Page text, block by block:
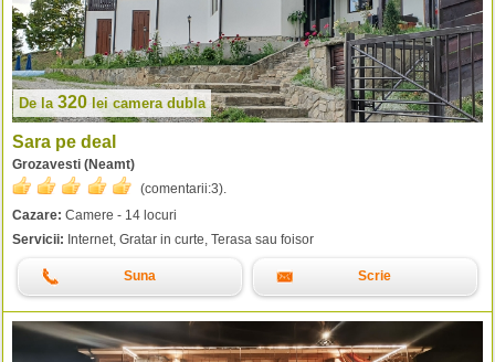
De la 320 lei camera dubla
Sara pe deal
Grozavesti (Neamt)
(comentarii:3).
Cazare: Camere - 14 locuri
Servicii: Internet, Gratar in curte, Terasa sau foisor
Suna Scrie